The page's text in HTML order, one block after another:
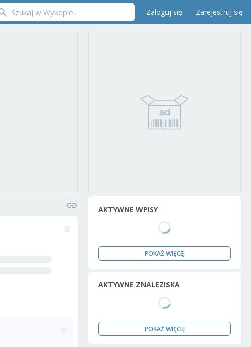
Zaloguj się Zarejestruj się
AKTYWNE WPISY
POKAŻ WIĘCEJ
AKTYWNE ZNALEZISKA
POKAŻ WIĘCEJ